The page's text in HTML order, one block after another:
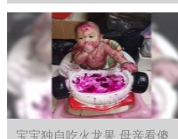
宝宝独自吃火龙果 母亲看傻